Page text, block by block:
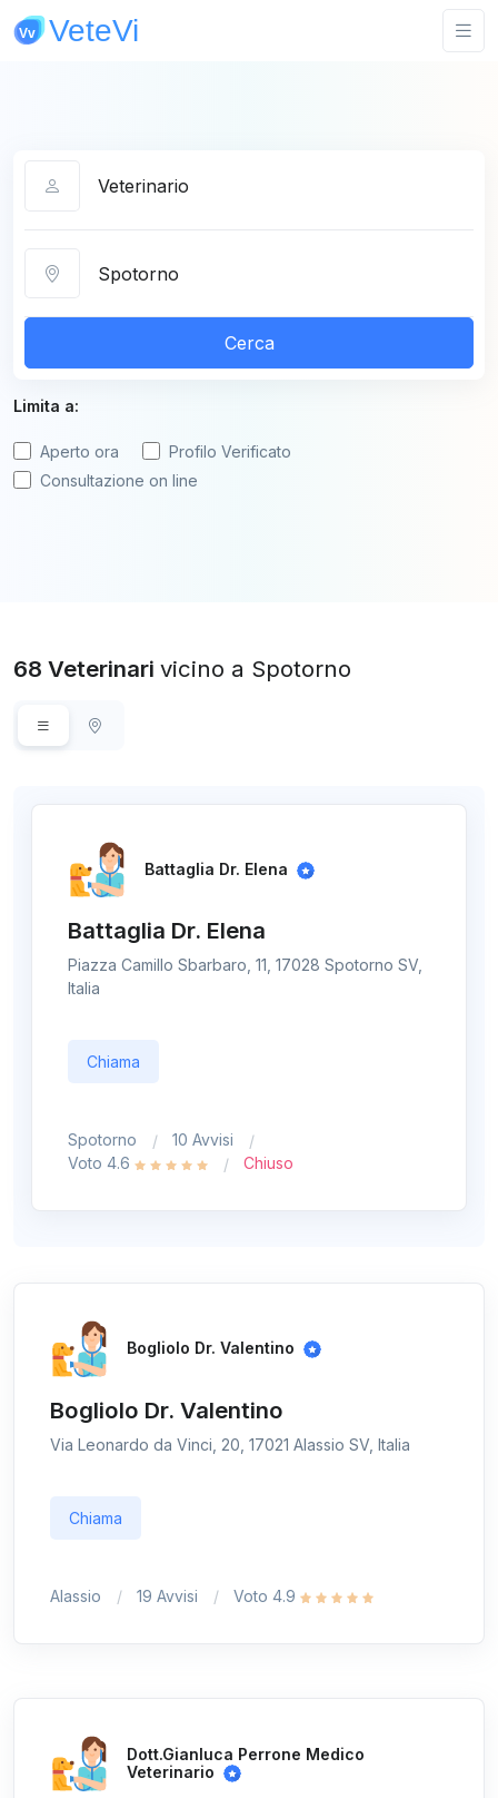
Cerca
Limita a:
Aperto ora
Profilo Verificato
Consultazione on line
68 Veterinari vicino a Spotorno
Battaglia Dr. Elena
Battaglia Dr. Elena
Piazza Camillo Sbarbaro, 11, 17028 Spotorno SV,
Italia
Chiama
Spotorno
10 Avvisi
Voto 4.6
Chiuso
Bogliolo Dr. Valentino
Bogliolo Dr. Valentino
Via Leonardo da Vinci, 20, 17021 Alassio SV, Italia
Chiama
Alassio 19 Avvisi Voto 4.9
Dott.Gianluca Perrone Medico
Veterinario